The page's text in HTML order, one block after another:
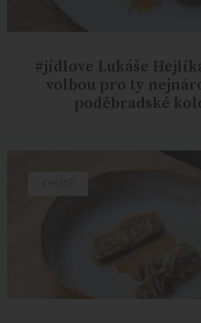
#jídlove Lukáše
volbou pro ty
poděbradské